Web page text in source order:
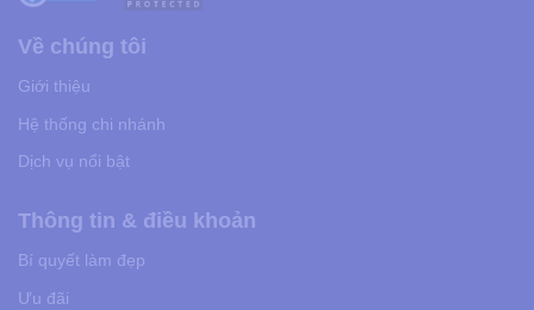
Về chúng tôi
Giới thiệu
Hệ thống chi nhánh
Dịch vụ nổi bật
Thông tin & điều khoản
Bí quyết làm đẹp
Ưu đãi